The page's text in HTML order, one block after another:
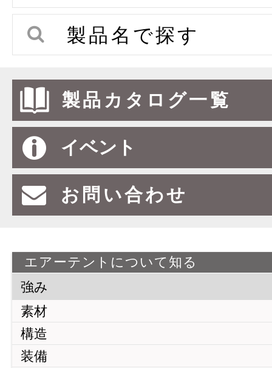
睡眠セット
製品名で探す
製品カタログ一覧
イベント
お問い合わせ
エアーテントについて知る
強み
素材
構造
装備